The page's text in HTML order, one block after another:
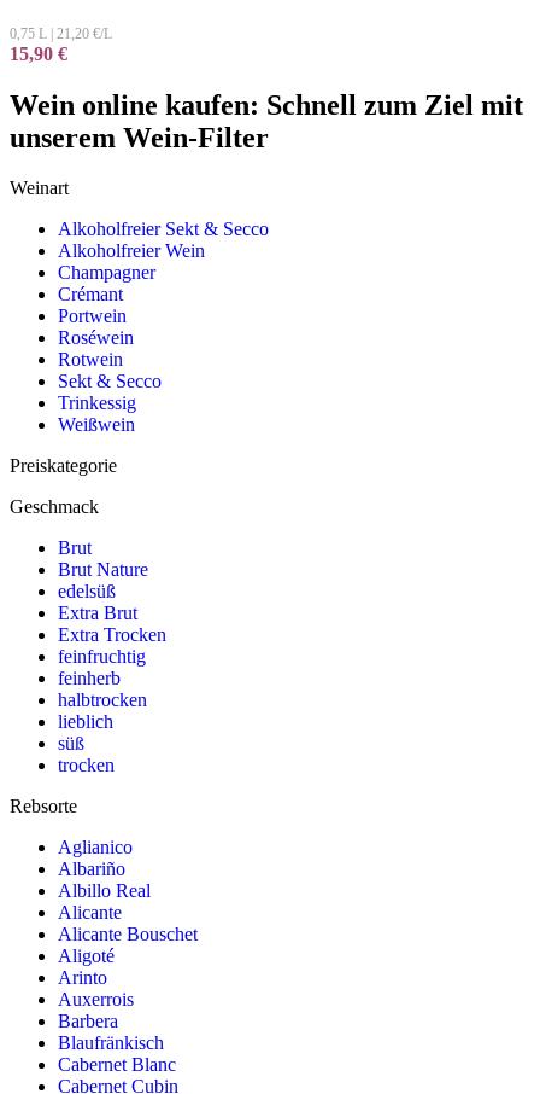
0,75 L | 21,20 €/L
15,90 €
Wein online kaufen: Schnell zum Ziel mit
unserem Wein-Filter
Weinart
Alkoholfreier Sekt & Secco
Alkoholfreier Wein
Champagner
Crémant
Portwein
Roséwein
Rotwein
Sekt & Secco
Trinkessig
Weißwein
Preiskategorie
Geschmack
Brut
Brut Nature
edelsüß
Extra Brut
Extra Trocken
feinfruchtig
feinherb
halbtrocken
lieblich
süß
trocken
Rebsorte
Aglianico
Albariño
Albillo Real
Alicante
Alicante Bouschet
Aligoté
Arinto
Auxerrois
Barbera
Blaufränkisch
Cabernet Blanc
Cabernet Cubin